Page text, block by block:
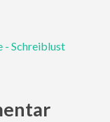
- Schreiblust